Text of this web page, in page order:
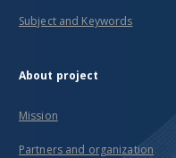
Subject and Keywords
About project
Mission
Partners and organization